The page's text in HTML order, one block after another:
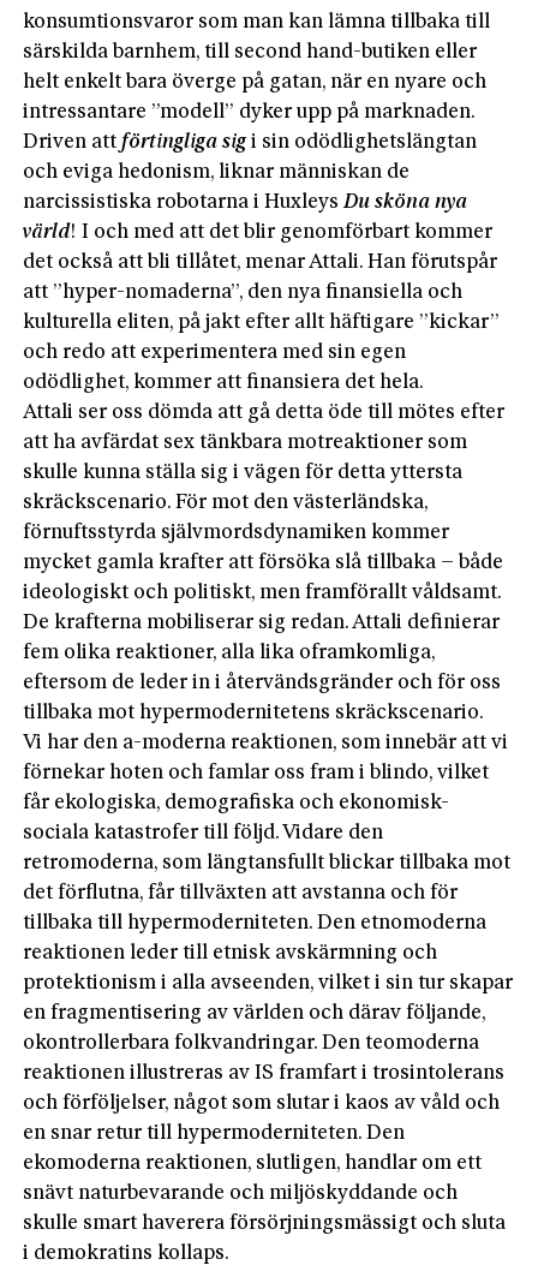
konsumtionsvaror som man kan lämna tillbaka till
särskilda barnhem, till second hand-butiken eller
helt enkelt bara överge på gatan, när en nyare och
intressantare ”modell” dyker upp på marknaden.
Driven attförtingliga sigi sin odödlighetslängtan
och eviga hedonism, liknar människan de
narcissistiska robotarna i HuxleysDu sköna nya
värld! I och med att det blir genomförbart kommer
det också att bli tillåtet, menar Attali. Han förutspår
att ”hyper-nomaderna”, den nya finansiella och
kulturella eliten, på jakt efter allt häftigare ”kickar”
och redo att experimentera med sin egen
odödlighet, kommer att finansiera det hela.
Attali ser oss dömda att gå detta öde till mötes efter
att ha avfärdat sex tänkbara motreaktioner som
skulle kunna ställa sig i vägen för detta yttersta
skräckscenario. För mot den västerländska,
förnuftsstyrda självmordsdynamiken kommer
mycket gamla krafter att försöka slå tillbaka – både
ideologiskt och politiskt, men framförallt våldsamt.
De krafterna mobiliserar sig redan. Attali definierar
fem olika reaktioner, alla lika oframkomliga,
eftersom de leder in i återvändsgränder och för oss
tillbaka mot hypermodernitetens skräckscenario.
Vi har den a-moderna reaktionen, som innebär att vi
förnekar hoten och famlar oss fram i blindo, vilket
får ekologiska, demografiska och ekonomisk-
sociala katastrofer till följd. Vidare den
retromoderna, som längtansfullt blickar tillbaka mot
det förflutna, får tillväxten att avstanna och för
tillbaka till hypermoderniteten. Den etnomoderna
reaktionen leder till etnisk avskärmning och
protektionism i alla avseenden, vilket i sin tur skapar
en fragmentisering av världen och därav följande,
okontrollerbara folkvandringar. Den teomoderna
reaktionen illustreras av IS framfart i trosintolerans
och förföljelser, något som slutar i kaos av våld och
en snar retur till hypermoderniteten. Den
ekomoderna reaktionen, slutligen, handlar om ett
snävt naturbevarande och miljöskyddande och
skulle smart haverera försörjningsmässigt och sluta
i demokratins kollaps.